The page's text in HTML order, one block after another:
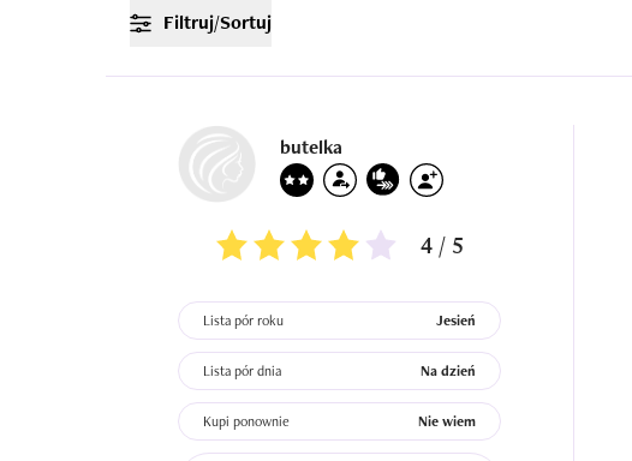
Filtruj/Sortuj
butelka
4 / 5
Lista pór roku Jesień
Lista pór dnia Na dzień
Kupi ponownie Nie wiem